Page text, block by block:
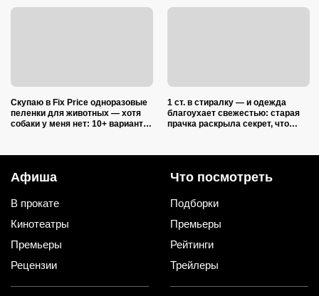
Скупаю в Fix Price одноразовые
пеленки для животных — хотя
собаки у меня нет: 10+ вариантов
1 ст. в стиралку — и одежда
благоухает свежестью: старая
прачка раскрыла секрет, что
Афиша
В прокате
Кинотеатры
Премьеры
Рецензии
Что посмотреть
Подборки
Премьеры
Рейтинги
Трейлеры